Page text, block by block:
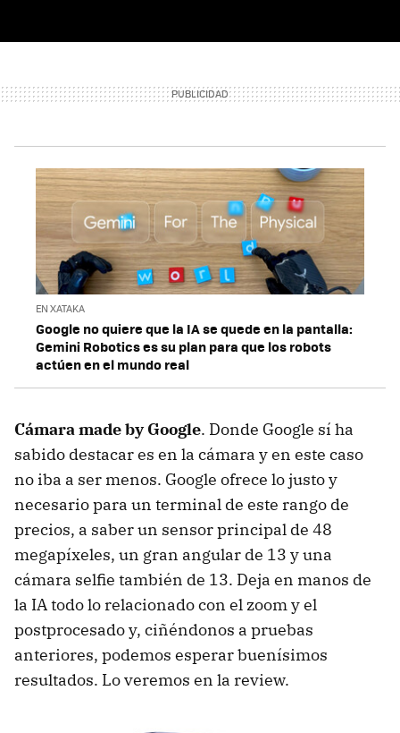
EN XATAKA
Google no quiere que la IA se quede en la pantalla:
Gemini Robotics es su plan para que los robots
actúen en el mundo real
Cámara made by Google. Donde Google sí ha
sabido destacar es en la cámara y en este caso
no iba a ser menos. Google ofrece lo justo y
necesario para un terminal de este rango de
precios, a saber un sensor principal de 48
megapíxeles, un gran angular de 13 y una
cámara selfie también de 13. Deja en manos de
la IA todo lo relacionado con el zoom y el
postprocesado y, ciñéndonos a pruebas
anteriores, podemos esperar buenísimos
resultados. Lo veremos en la review.